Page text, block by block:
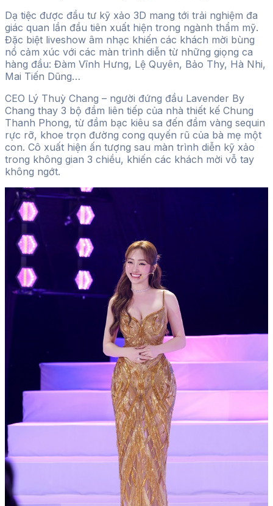
Dạ tiệc được đầu tư kỹ xảo 3D mang tới trải nghiệm đa
giác quan lần đầu tiên xuất hiện trong ngành thẩm mỹ.
Đặc biệt liveshow âm nhạc khiến các khách mời bùng
nổ cảm xúc với các màn trình diễn từ những giọng ca
hàng đầu: Đàm Vĩnh Hưng, Lệ Quyên, Bảo Thy, Hà Nhi,
Mai Tiến Dũng…
CEO Lý Thuỳ Chang – người đứng đầu Lavender By
Chang thay 3 bộ đầm liên tiếp của nhà thiết kế Chung
Thanh Phong, từ đầm bạc kiêu sa đến đầm vàng sequin
rực rỡ, khoe trọn đường cong quyến rũ của bà mẹ một
con. Cô xuất hiện ấn tượng sau màn trình diễn kỹ xảo
trong không gian 3 chiều, khiến các khách mời vỗ tay
không ngớt.